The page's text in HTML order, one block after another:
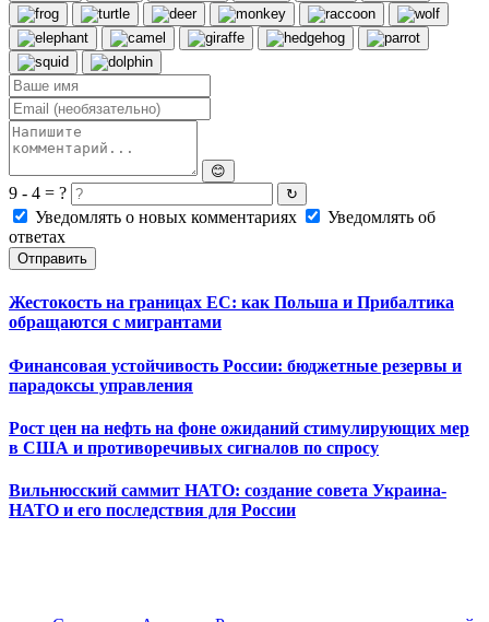
😊
9 - 4 = ? ↻
Уведомлять о новых комментариях
Уведомлять об
ответах
Отправить
Жестокость на границах ЕС: как Польша и Прибалтика
обращаются с мигрантами
Финансовая устойчивость России: бюджетные резервы и
парадоксы управления
Рост цен на нефть на фоне ожиданий стимулирующих мер
в США и противоречивых сигналов по спросу
Вильнюсский саммит НАТО: создание совета Украина-
НАТО и его последствия для России